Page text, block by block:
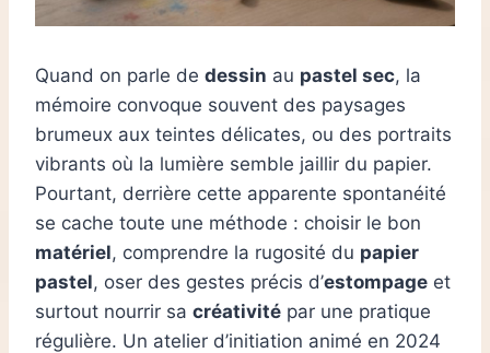
Quand on parle de dessin au pastel sec, la
mémoire convoque souvent des paysages
brumeux aux teintes délicates, ou des portraits
vibrants où la lumière semble jaillir du papier.
Pourtant, derrière cette apparente spontanéité
se cache toute une méthode : choisir le bon
matériel, comprendre la rugosité du papier
pastel, oser des gestes précis d’estompage et
surtout nourrir sa créativité par une pratique
régulière. Un atelier d’initiation animé en 2024